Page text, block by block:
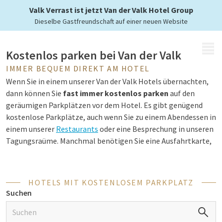
Valk Verrast ist jetzt Van der Valk Hotel Group
Dieselbe Gastfreundschaft auf einer neuen Website
Van der Valk Hotels
Kostenlos parken bei Van der Valk
IMMER BEQUEM DIREKT AM HOTEL
Wenn Sie in einem unserer Van der Valk Hotels übernachten,
dann können Sie fast immer kostenlos parken auf den
geräumigen Parkplätzen vor dem Hotel. Es gibt genügend
kostenlose Parkplätze, auch wenn Sie zu einem Abendessen in
einem unserer Restaurants oder eine Besprechung in unseren
Tagungsraüme. Manchmal benötigen Sie eine Ausfahrtkarte,
Hotels mit Ladesäule
An jedes Fahrzeug ist gedacht, neben Ihrem Auto ist auch
HOTELS MIT KOSTENLOSEM PARKPLATZ
Suchen